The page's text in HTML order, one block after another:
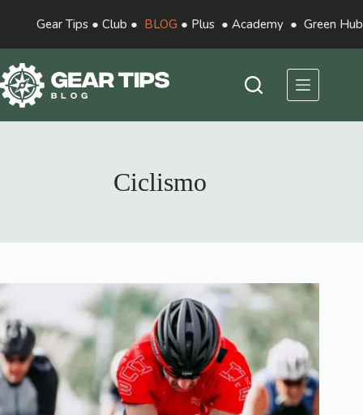
Gear Tips ● Club ● BLOG ● Plus ● Academy ● Green Hub
Ciclismo